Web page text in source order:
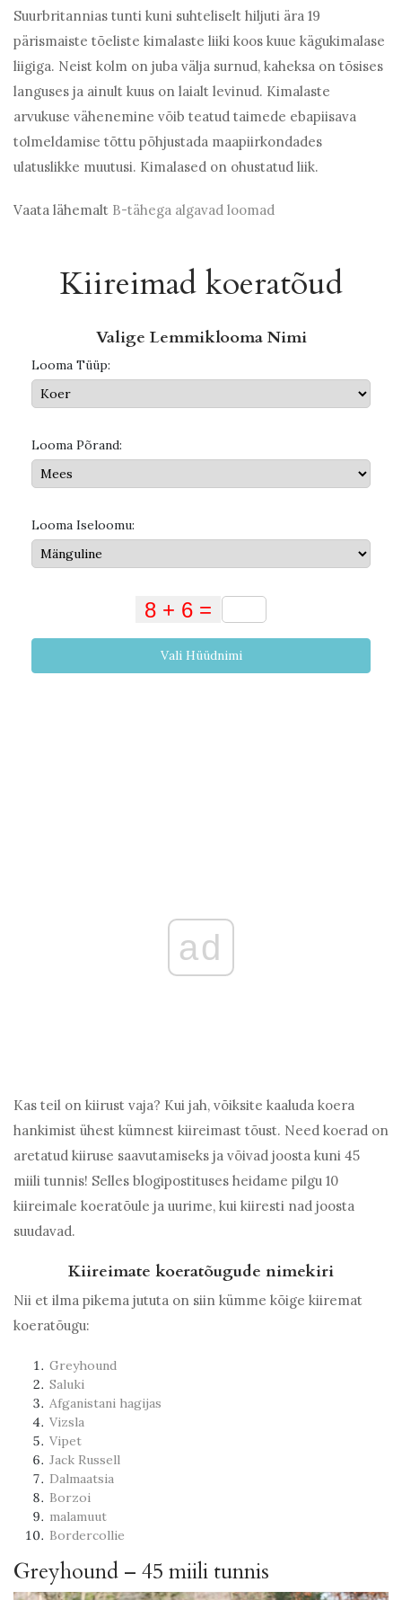
Suurbritannias tunti kuni suhteliselt hiljuti ära 19
pärismaiste tõeliste kimalaste liiki koos kuue kägukimalase
liigiga. Neist kolm on juba välja surnud, kaheksa on tõsises
languses ja ainult kuus on laialt levinud. Kimalaste
arvukuse vähenemine võib teatud taimede ebapiisava
tolmeldamise tõttu põhjustada maapiirkondades
ulatuslikke muutusi. Kimalased on ohustatud liik.
Vaata lähemalt B-tähega algavad loomad
Kiireimad koeratõud
Valige Lemmiklooma Nimi
Looma Tüüp:
Looma Põrand:
Looma Iseloomu:
Vali Hüüdnimi
ad
Kas teil on kiirust vaja? Kui jah, võiksite kaaluda koera
hankimist ühest kümnest kiireimast tõust. Need koerad on
aretatud kiiruse saavutamiseks ja võivad joosta kuni 45
miili tunnis! Selles blogipostituses heidame pilgu 10
kiireimale koeratõule ja uurime, kui kiiresti nad joosta
suudavad.
Kiireimate koeratõugude nimekiri
Nii et ilma pikema jututa on siin kümme kõige kiiremat
koeratõugu:
Greyhound
Saluki
Afganistani hagijas
Vizsla
Vipet
Jack Russell
Dalmaatsia
Borzoi
malamuut
Bordercollie
Greyhound – 45 miili tunnis